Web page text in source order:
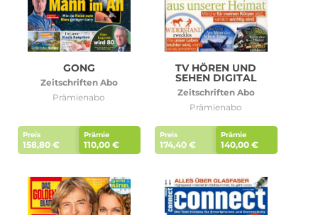
GONG
Zeitschriften Abo
Prämienabo
Preis
158,80 €
Prämie
110,00 €
TV HÖREN UND
SEHEN DIGITAL
Zeitschriften Abo
Prämienabo
Preis
174,40 €
Prämie
140,00 €